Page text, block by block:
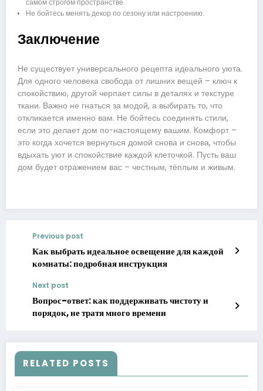
Не бойтесь менять декор по сезону или настроению.
Заключение
Не существует универсального рецепта идеального уюта.
Для одного человека свобода от лишних вещей – ключ к
спокойствию, другой черпает силы в деталях и текстуре
ткани. Важно не гнаться за модой, а выбирать то, что
откликается именно вам. Не бойтесь соединять стили,
если это делает дом по-настоящему вашим. Комфорт –
это когда хочется вернуться домой снова и снова, чтобы
вдыхать уют и спокойствие каждой клеточкой. Пусть ваш
дом будет отражением вас – честным, тёплым и живым.
Previous post
Как выбрать идеальное освещение для каждой
комнаты: подробная инструкция
Next post
Вопрос-ответ: как поддерживать чистоту и
порядок, не тратя много времени
RELATED POSTS